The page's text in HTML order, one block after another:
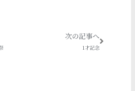
次の記事へ
1才記念
Next